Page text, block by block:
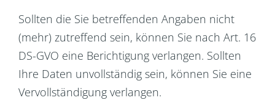
Sollten die Sie betreffenden Angaben nicht
(mehr) zutreffend sein, können Sie nach Art. 16
DS-GVO eine Berichtigung verlangen. Sollten
Ihre Daten unvollständig sein, können Sie eine
Vervollständigung verlangen.